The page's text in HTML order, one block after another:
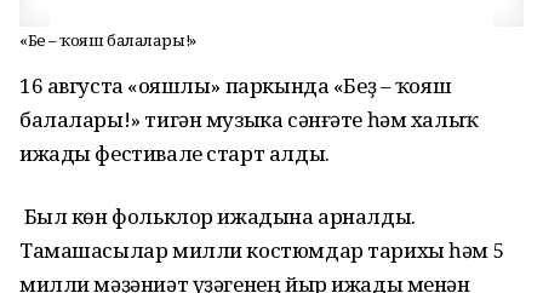
«Беҙ – ҡояш балалары!»
16 августа «Ҡояшлы» паркында «Беҙ – ҡояш
балалары!» тигән музыка сәнғәте һәм халыҡ
ижады фестивале старт алды.
Был көн фольклор ижадына арналды.
Тамашасылар милли костюмдар тарихы һәм 5
милли мәҙәниәт үҙәгенең йыр ижады менән